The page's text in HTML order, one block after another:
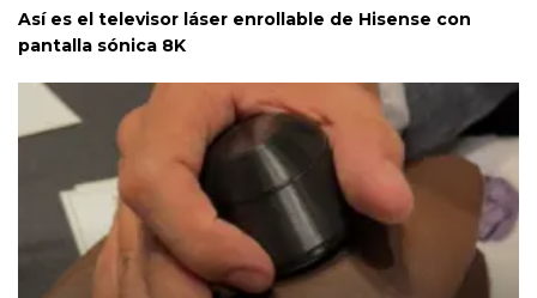
Así es el televisor láser enrollable de Hisense con
pantalla sónica 8K